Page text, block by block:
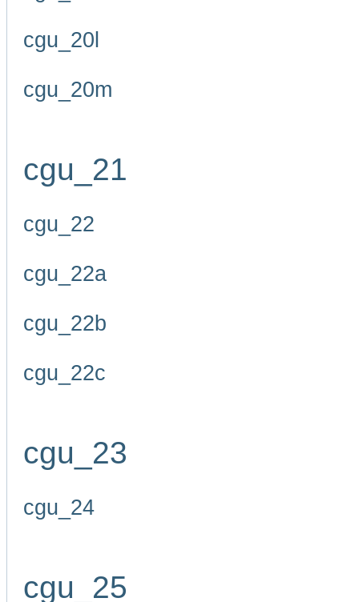
cgu_20l
cgu_20m
cgu_21
cgu_22
cgu_22a
cgu_22b
cgu_22c
cgu_23
cgu_24
cgu_25